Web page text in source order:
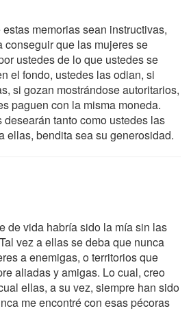
memorias sean instructivas,
conseguir que las mujeres se
ustedes de lo que ustedes se
el fondo, ustedes las odian, si
si gozan mostrándose autoritarios,
paguen con la misma moneda.
tanto como ustedes las
ellas, bendita sea su generosidad.
de vida habría sido la mía sin las
vez a ellas se deba que nunca
a enemigas, o territorios que
aliadas y amigas. Lo cual, creo
ellas, a su vez, siempre han sido
me encontré con esas pécoras